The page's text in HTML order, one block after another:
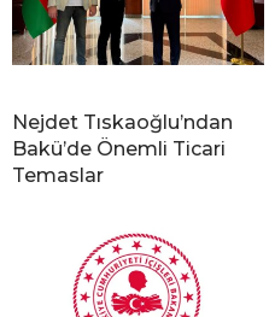
Nejdet Tıskaoğlu’ndan
Bakü’de Önemli Ticari
Temaslar